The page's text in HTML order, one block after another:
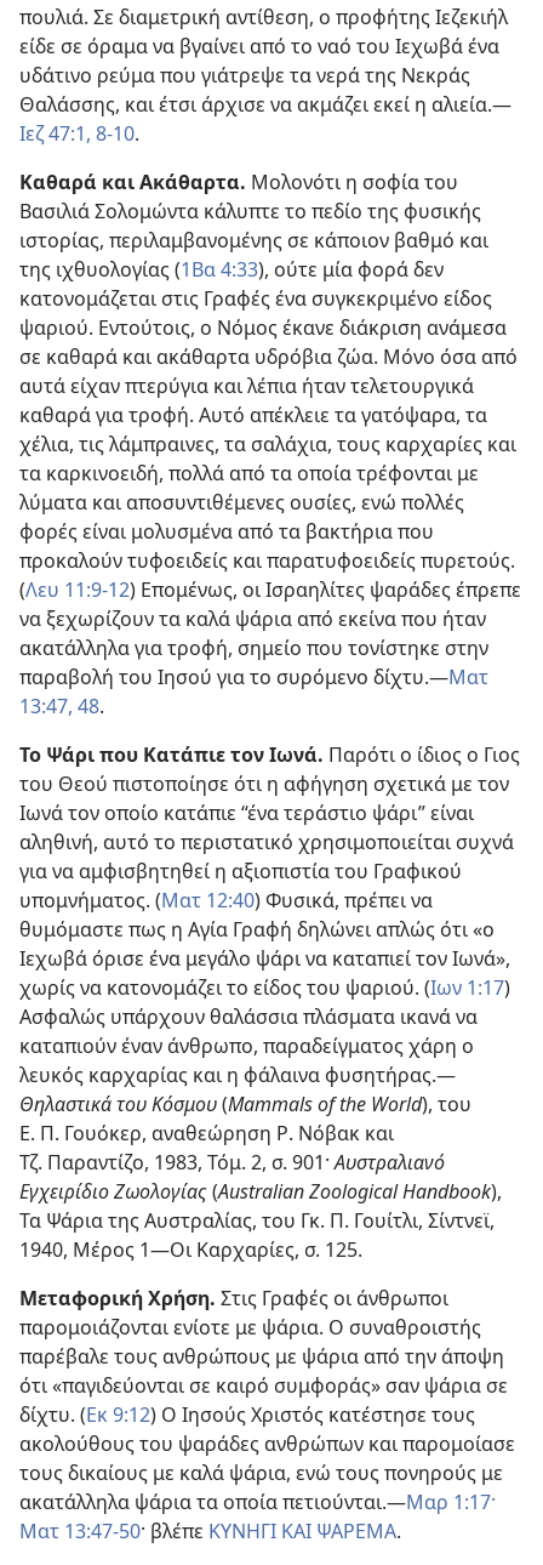
πουλιά. Σε διαμετρική αντίθεση, ο προφήτης Ιεζεκιήλ
είδε σε όραμα να βγαίνει από το ναό του Ιεχωβά ένα
υδάτινο ρεύμα που γιάτρεψε τα νερά της Νεκράς
Θαλάσσης, και έτσι άρχισε να ακμάζει εκεί η αλιεία.—
Ιεζ 47:1, 8-10.
Καθαρά και Ακάθαρτα. Μολονότι η σοφία του
Βασιλιά Σολομώντα κάλυπτε το πεδίο της φυσικής
ιστορίας, περιλαμβανομένης σε κάποιον βαθμό και
της ιχθυολογίας (1Βα 4:33), ούτε μία φορά δεν
κατονομάζεται στις Γραφές ένα συγκεκριμένο είδος
ψαριού. Εντούτοις, ο Νόμος έκανε διάκριση ανάμεσα
σε καθαρά και ακάθαρτα υδρόβια ζώα. Μόνο όσα από
αυτά είχαν πτερύγια και λέπια ήταν τελετουργικά
καθαρά για τροφή. Αυτό απέκλειε τα γατόψαρα, τα
χέλια, τις λάμπραινες, τα σαλάχια, τους καρχαρίες και
τα καρκινοειδή, πολλά από τα οποία τρέφονται με
λύματα και αποσυντιθέμενες ουσίες, ενώ πολλές
φορές είναι μολυσμένα από τα βακτήρια που
προκαλούν τυφοειδείς και παρατυφοειδείς πυρετούς.
(Λευ 11:9-12) Επομένως, οι Ισραηλίτες ψαράδες έπρεπε
να ξεχωρίζουν τα καλά ψάρια από εκείνα που ήταν
ακατάλληλα για τροφή, σημείο που τονίστηκε στην
παραβολή του Ιησού για το συρόμενο δίχτυ.—Ματ
13:47, 48.
Το Ψάρι που Κατάπιε τον Ιωνά. Παρότι ο ίδιος ο Γιος
του Θεού πιστοποίησε ότι η αφήγηση σχετικά με τον
Ιωνά τον οποίο κατάπιε “ένα τεράστιο ψάρι” είναι
αληθινή, αυτό το περιστατικό χρησιμοποιείται συχνά
για να αμφισβητηθεί η αξιοπιστία του Γραφικού
υπομνήματος. (Ματ 12:40) Φυσικά, πρέπει να
θυμόμαστε πως η Αγία Γραφή δηλώνει απλώς ότι «ο
Ιεχωβά όρισε ένα μεγάλο ψάρι να καταπιεί τον Ιωνά»,
χωρίς να κατονομάζει το είδος του ψαριού. (Ιων 1:17)
Ασφαλώς υπάρχουν θαλάσσια πλάσματα ικανά να
καταπιούν έναν άνθρωπο, παραδείγματος χάρη ο
λευκός καρχαρίας και η φάλαινα φυσητήρας.—
Θηλαστικά του Κόσμου(Mammals of the World), του
Ε. Π. Γουόκερ, αναθεώρηση Ρ. Νόβακ και
Τζ. Παραντίζο, 1983, Τόμ. 2, σ. 901·Αυστραλιανό
Εγχειρίδιο Ζωολογίας(Australian Zoological Handbook),
Τα Ψάρια της Αυστραλίας, του Γκ. Π. Γουίτλι, Σίντνεϊ,
1940, Μέρος 1—Οι Καρχαρίες, σ. 125.
Μεταφορική Χρήση. Στις Γραφές οι άνθρωποι
παρομοιάζονται ενίοτε με ψάρια. Ο συναθροιστής
παρέβαλε τους ανθρώπους με ψάρια από την άποψη
ότι «παγιδεύονται σε καιρό συμφοράς» σαν ψάρια σε
δίχτυ. (Εκ 9:12) Ο Ιησούς Χριστός κατέστησε τους
ακολούθους του ψαράδες ανθρώπων και παρομοίασε
τους δικαίους με καλά ψάρια, ενώ τους πονηρούς με
ακατάλληλα ψάρια τα οποία πετιούνται.—Μαρ 1:17·
Ματ 13:47-50· βλέπε ΚΥΝΗΓΙ ΚΑΙ ΨΑΡΕΜΑ.